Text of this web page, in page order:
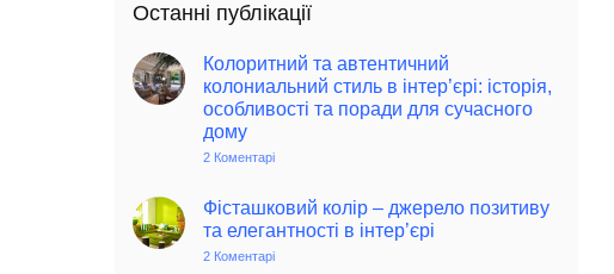
Останні публікації
Колоритний та автентичний
колониальний стиль в інтер’єрі: історія,
особливості та поради для сучасного
дому
2 Коментарі
автентичний
колониальний
стиль
Фісташковий колір – джерело позитиву
та елегантності в інтер’єрі
2 Коментарі